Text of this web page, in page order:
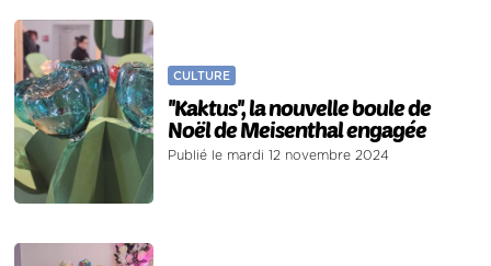
CULTURE
''Kaktus'', la nouvelle boule de
Noël de Meisenthal engagée
Publié le mardi 12 novembre 2024